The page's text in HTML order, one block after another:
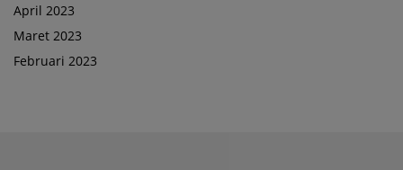
April 2023
Maret 2023
Februari 2023